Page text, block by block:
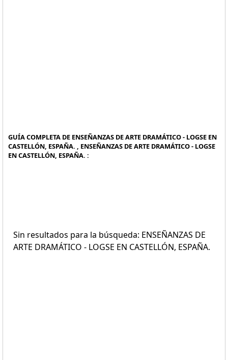
GUÍA COMPLETA DE ENSEÑANZAS DE ARTE DRAMÁTICO - LOGSE EN
CASTELLÓN, ESPAÑA. , ENSEÑANZAS DE ARTE DRAMÁTICO - LOGSE
EN CASTELLÓN, ESPAÑA. :
Sin resultados para la búsqueda: ENSEÑANZAS DE
ARTE DRAMÁTICO - LOGSE EN CASTELLÓN, ESPAÑA.